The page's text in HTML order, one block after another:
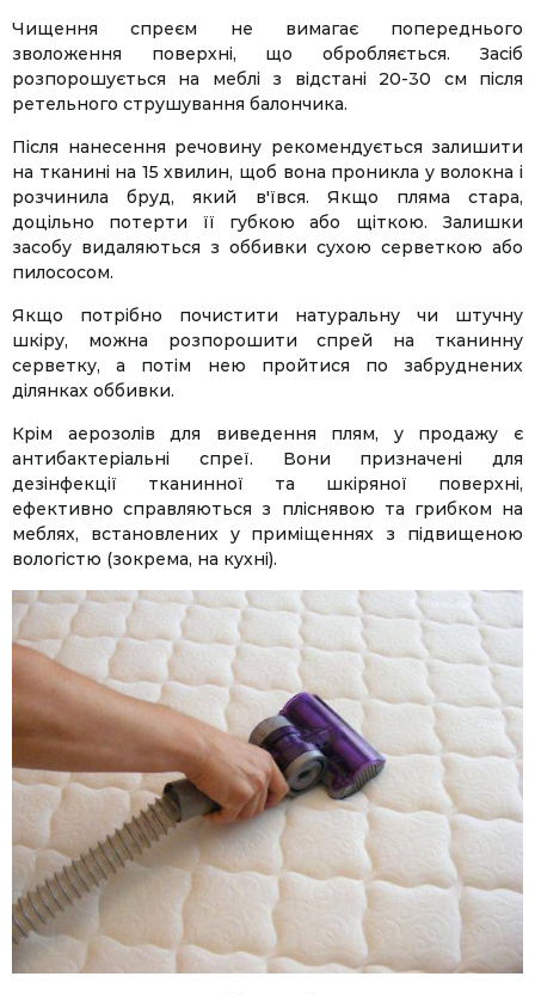
Чищення спреєм не вимагає попереднього
зволоження поверхні, що обробляється. Засіб
розпорошується на меблі з відстані 20-30 см після
ретельного струшування балончика.
Після нанесення речовину рекомендується залишити
на тканині на 15 хвилин, щоб вона проникла у волокна і
розчинила бруд, який в'ївся. Якщо пляма стара,
доцільно потерти її губкою або щіткою. Залишки
засобу видаляються з оббивки сухою серветкою або
пилососом.
Якщо потрібно почистити натуральну чи штучну
шкіру, можна розпорошити спрей на тканинну
серветку, а потім нею пройтися по забруднених
ділянках оббивки.
Крім аерозолів для виведення плям, у продажу є
антибактеріальні спреї. Вони призначені для
дезінфекції тканинної та шкіряної поверхні,
ефективно справляються з пліснявою та грибком на
меблях, встановлених у приміщеннях з підвищеною
вологістю (зокрема, на кухні).
FacebookTwitterWhatsApp Telegram